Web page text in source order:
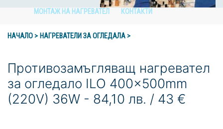
МОНТАЖ НА НАГРЕВАТЕЛ КОНТАКТИ
НАЧАЛО > НАГРЕВАТЕЛИ ЗА ОГЛЕДАЛА >
Противозамъгляващ нагревател
за огледало ILO 400x500mm
(220V) 36W - 84,10 лв. / 43 €